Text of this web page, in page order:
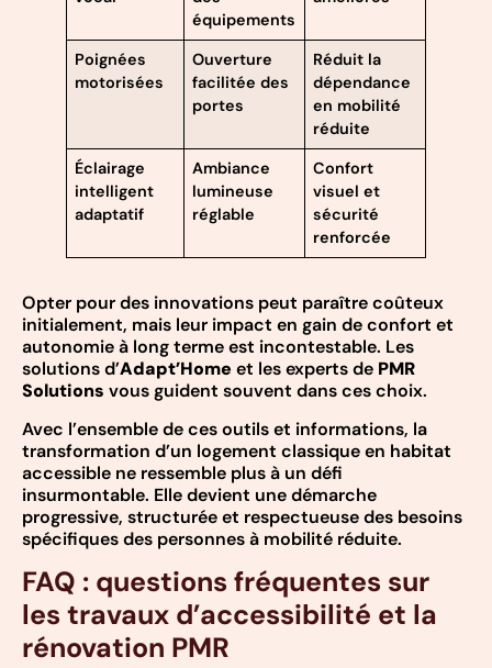
équipements
Poignées
motorisées
Ouverture
facilitée des
portes
Réduit la
dépendance
en mobilité
réduite
Éclairage
intelligent
adaptatif
Ambiance
lumineuse
réglable
Confort
visuel et
sécurité
renforcée
Opter pour des innovations peut paraître coûteux
initialement, mais leur impact en gain de confort et
autonomie à long terme est incontestable. Les
solutions d’Adapt’Home et les experts de PMR
Solutions vous guident souvent dans ces choix.
Avec l’ensemble de ces outils et informations, la
transformation d’un logement classique en habitat
accessible ne ressemble plus à un défi
insurmontable. Elle devient une démarche
progressive, structurée et respectueuse des besoins
spécifiques des personnes à mobilité réduite.
FAQ : questions fréquentes sur
les travaux d’accessibilité et la
rénovation PMR